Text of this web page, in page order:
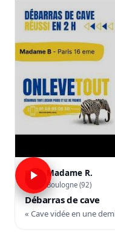
Madame R.
Boulogne (92)
Débarras de cave
« Cave vidée en une